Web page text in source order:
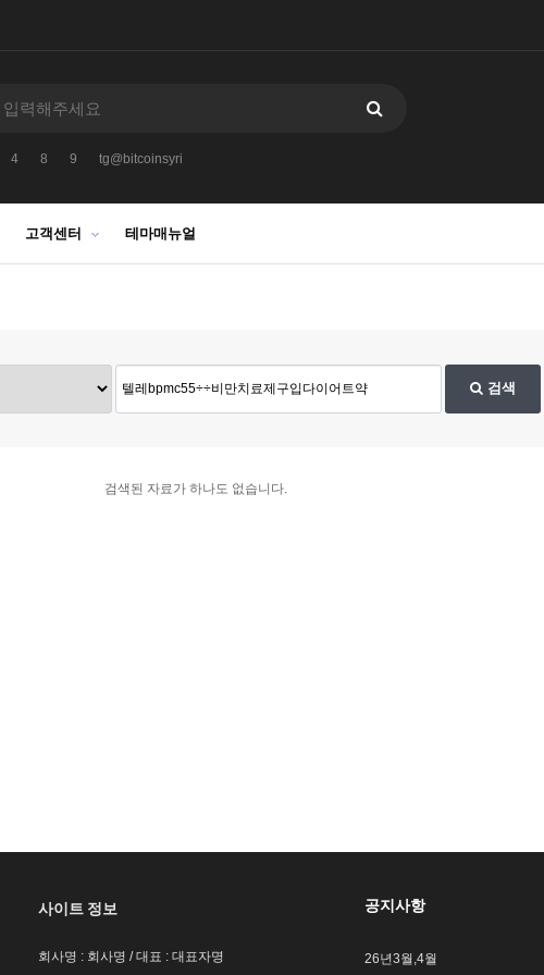
4 8 9 tg@bitcoinsyri
고객센터 테마매뉴얼
검색
검색된 자료가 하나도 없습니다.
사이트 정보
회사명 : 회사명 / 대표 : 대표자명
공지사항
26년3월,4월